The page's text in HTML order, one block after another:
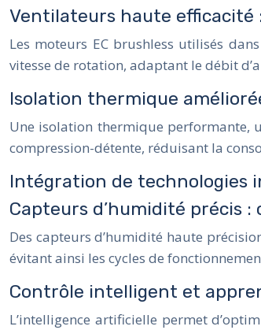
Ventilateurs haute efficacité
Les moteurs EC brushless utilisés
vitesse de rotation, adaptant le débit
Isolation thermique
Une isolation thermique performante,
compression-détente, réduisant la
Intégration de technologies
Capteurs d’humidité précis
Des capteurs d’humidité haute
évitant ainsi les cycles de
Contrôle intelligent et
L’intelligence artificielle permet